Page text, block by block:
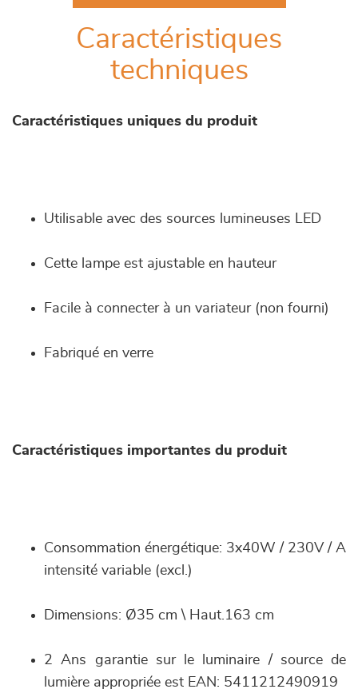
Caractéristiques
techniques
Caractéristiques uniques du produit
Utilisable avec des sources lumineuses LED
Cette lampe est ajustable en hauteur
Facile à connecter à un variateur (non fourni)
Fabriqué en verre
Caractéristiques importantes du produit
Consommation énergétique: 3x40W / 230V / A
intensité variable (excl.)
Dimensions: Ø35 cm \ Haut.163 cm
2 Ans garantie sur le luminaire / source de
lumière appropriée est EAN: 5411212490919